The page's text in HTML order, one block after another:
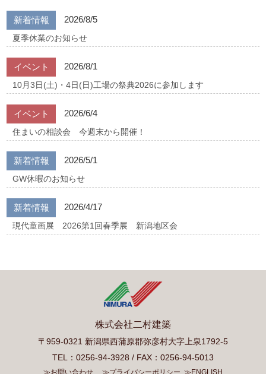
新着情報 2026/8/5
夏季休業のお知らせ
イベント 2026/8/1
10月3日(土)・4日(日)工場の祭典2026に参加します
イベント 2026/6/4
住まいの相談会 今週末から開催！
新着情報 2026/5/1
GW休暇のお知らせ
新着情報 2026/4/17
現代童画展 2026第1回春季展 新潟地区会
株式会社二村建築
〒959-0321 新潟県西蒲原郡弥彦村大字上泉1792-5
TEL：0256-94-3928 / FAX：0256-94-5013
≫お問い合わせ ≫プライバシーポリシー ≫ENGLISH